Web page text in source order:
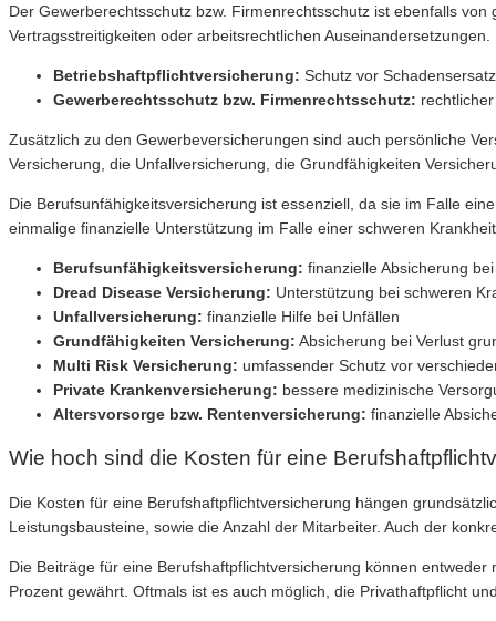
Der Gewerberechtsschutz bzw. Firmenrechtsschutz ist ebenfalls
Vertragsstreitigkeiten oder arbeitsrechtlichen Auseinandersetzungen.
Betriebshaftpflichtversicherung: Schutz vor
Gewerberechtsschutz bzw. Firmenrechtsschutz:
Zusätzlich zu den Gewerbeversicherungen sind auch persönliche
Versicherung, die Unfallversicherung, die Grundfähigkeiten
Die Berufsunfähigkeitsversicherung ist essenziell, da sie im Falle
einmalige finanzielle Unterstützung im Falle einer schweren
Berufsunfähigkeitsversicherung: finanzielle Absicherung
Dread Disease Versicherung: Unterstützung bei schweren
Unfallversicherung: finanzielle Hilfe bei Unfällen
Grundfähigkeiten Versicherung: Absicherung bei Verlust
Multi Risk Versicherung: umfassender Schutz vor
Private Krankenversicherung: bessere medizinische
Altersvorsorge bzw. Rentenversicherung: finanzielle
Wie hoch sind die Kosten für eine
Die Kosten für eine Berufshaftpflichtversicherung hängen
Leistungsbausteine, sowie die Anzahl der Mitarbeiter. Auch der
Die Beiträge für eine Berufshaftpflichtversicherung können
Prozent gewährt. Oftmals ist es auch möglich, die Privathaftpflicht